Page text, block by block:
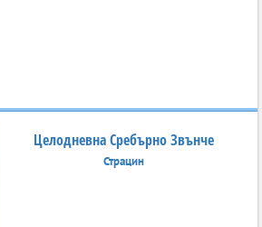
Целодневна Сребърно Звънче
Страцин